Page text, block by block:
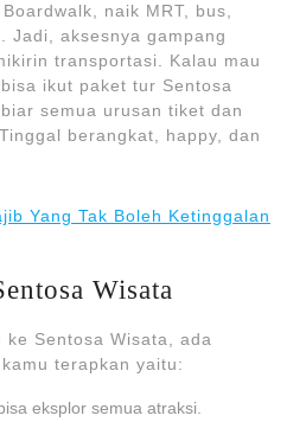
naik MRT, bus,
Jadi, aksesnya gampang
transportasi. Kalau mau
ikut paket tur Sentosa
semua urusan tiket dan
berangkat, happy, dan
Yang Tak Boleh Ketinggalan
Wisata
Sentosa Wisata, ada
terapkan yaitu:
eksplor semua atraksi.